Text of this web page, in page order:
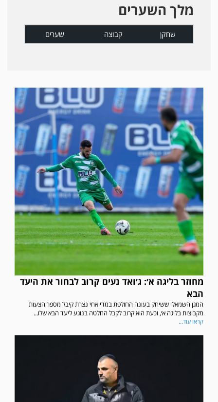
מלך השערים
שחקן קבוצה שערים
מחוזר בליגה א׳: ג׳ואד נעים קרוב לבחור את היעד
הבא
המגן השמאלי ששיחק בעונה החולפת במדי אחי נצרת קיבל מספר הצעות
מקבוצות בליגה א׳, וכעת הוא קרוב לקבל החלטה בנוגע ליעד הבא שלו...
קראו עוד...